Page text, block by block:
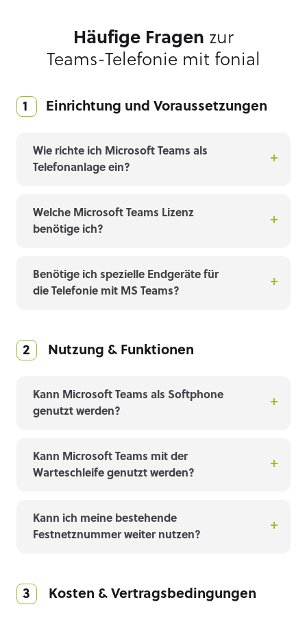
Häufige Fragen zur
Teams-Telefonie mit fonial
1 Einrichtung und Voraussetzungen
Wie richte ich Microsoft Teams als
Telefonanlage ein?
Welche Microsoft Teams Lizenz
benötige ich?
Benötige ich spezielle Endgeräte für
die Telefonie mit MS Teams?
2 Nutzung & Funktionen
Kann Microsoft Teams als Softphone
genutzt werden?
Kann Microsoft Teams mit der
Warteschleife genutzt werden?
Kann ich meine bestehende
Festnetznummer weiter nutzen?
3 Kosten & Vertragsbedingungen